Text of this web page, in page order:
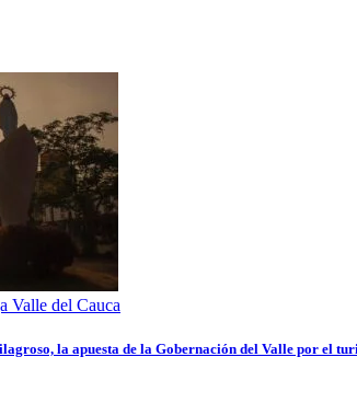
Valle del Cauca
la apuesta de la Gobernación del Valle por el